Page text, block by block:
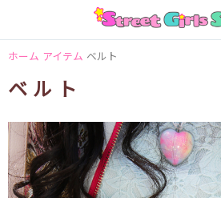
ホーム アイテム ベルト
ベルト